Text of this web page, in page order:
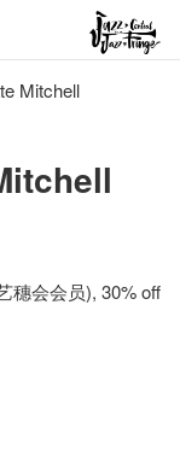
Mitchell
穗会会员), 30% off